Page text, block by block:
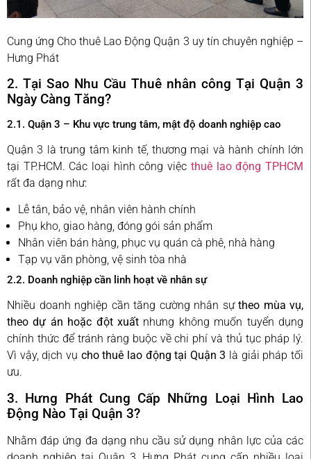
Cung ứng Cho thuê Lao Động Quận 3 uy tín chuyên nghiệp –
Hưng Phát
2. Tại Sao Nhu Cầu Thuê nhân công Tại Quận 3
Ngày Càng Tăng?
2.1. Quận 3 – Khu vực trung tâm, mật độ doanh nghiệp cao
Quận 3 là trung tâm kinh tế, thương mại và hành chính lớn
tại TP.HCM. Các loại hình công việc thuê lao động TPHCM
rất đa dạng như:
Lễ tân, bảo vệ, nhân viên hành chính
Phụ kho, giao hàng, đóng gói sản phẩm
Nhân viên bán hàng, phục vụ quán cà phê, nhà hàng
Tạp vụ văn phòng, vệ sinh tòa nhà
2.2. Doanh nghiệp cần linh hoạt về nhân sự
Nhiều doanh nghiệp cần tăng cường nhân sự theo mùa vụ,
theo dự án hoặc đột xuất nhưng không muốn tuyển dụng
chính thức để tránh ràng buộc về chi phí và thủ tục pháp lý.
Vì vậy, dịch vụ cho thuê lao động tại Quận 3 là giải pháp tối
ưu.
3. Hưng Phát Cung Cấp Những Loại Hình Lao
Động Nào Tại Quận 3?
Nhằm đáp ứng đa dạng nhu cầu sử dụng nhân lực của các